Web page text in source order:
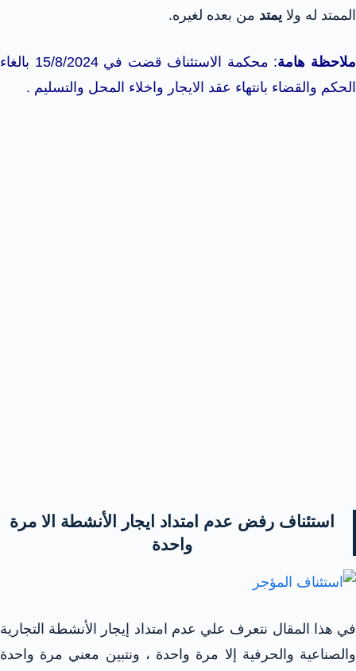
الممتد له ولا يمتد من بعده لغيره.
ملاحظة هامة
: محكمة الاستئناف قضت في 15/8/2024 بالغاء
الحكم والقضاء بانتهاء عقد الايجار واخلاء المحل والتسليم .
استئناف رفض عدم امتداد ايجار الأنشطة الا مرة
واحدة
في هذا المقال نتعرف علي عدم امتداد إيجار الأنشطة التجارية
والصناعية والحرفية إلا مرة واحدة ، ونتبين معني مرة واحدة